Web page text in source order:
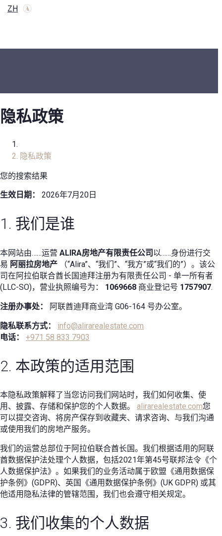
ZH
隐私政策
隐私政策
您的搜索结果
生效日期：
2026年7月20日
1. 我们是谁
本网站由……运营 ALIRA房地产有限责任公司 以……身份进行交
易 阿丽拉房地产 （“Alira”、“我们”、“我方”或“我们的”）。该公
司在阿拉伯联合酋长国迪拜注册为有限责任公司 - 单一所有者
(LLC-SO)，营业执照编号为： 1069668 商业登记号 1757907.
注册办事处： 阿联酋迪拜商业湾 G06-164 号办公室。
隐私联系方式：
info@alirarealestate.com
电话：
+971 58 833 7903
2. 本政策的适用范围
本隐私政策解释了当您访问我们网站时，我们如何收集、使
用、披露、存储和保护您的个人数据。 alirarealestate.com您
可以提交咨询、将房产保存到收藏夹、请求咨询、与我们沟通
或使用我们的房地产服务。
我们的运营总部位于阿拉伯联合酋长国。我们根据适用的阿联
酋数据保护法处理个人数据，包括2021年第45号联邦法令《个
人数据保护法》。如果我们的业务活动属于欧盟《通用数据保
护条例》(GDPR)、英国《通用数据保护条例》(UK GDPR) 或其
他适用隐私法律的管辖范围，我们也会遵守相关规定。
3. 我们收集的个人数据